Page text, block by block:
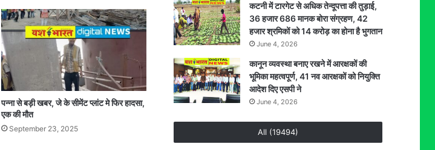
पन्ना से बड़ी खबर, जे के सीमेंट प्लांट मे फिर हादसा,
एक की मौत
September 23, 2025
कटनी में टारगेट से अधिक तेन्दूपत्ता की तुड़ाई,
36 हजार 686 मानक बोरा संग्रहण, 42
हजार श्रमिकों को 14 करोड़ का होना है भुगतान
June 4, 2026
कानून व्यवस्था बनाए रखने में आरक्षकों की
भूमिका महत्वपूर्ण, 41 नव आरक्षकों को नियुक्ति
आदेश दिए एसपी ने
June 4, 2026
All (19494)